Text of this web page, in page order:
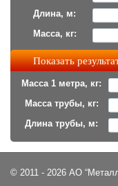
Длина, м:
Масса, кг:
Масса 1 метра, кг:
Масса трубы, кг:
Длина трубы, м:
© 2011 - 2026 АО